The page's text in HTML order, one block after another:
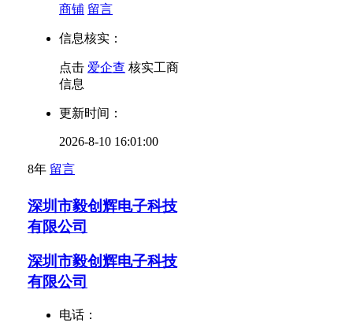
商铺 留言
信息核实：
点击 爱企查 核实工商
信息
更新时间：
2026-8-10 16:01:00
8年 留言
深圳市毅创辉电子科技
有限公司
深圳市毅创辉电子科技
有限公司
电话：